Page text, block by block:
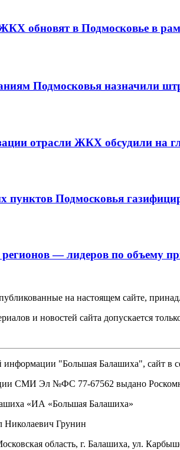
обновят в Подмосковье в
Подмосковья назначили
отрасли ЖКХ обсудили на
пунктов Подмосковья
— лидеров по объему
на настоящем сайте,
и новостей сайта допускается
информации "Большая Балашиха", сайт в
СМИ Эл №ФС ‎77-67562 выдано
«ИА «Большая Балашиха»
Николаевич Грунин
область, г. Балашиха, ул.